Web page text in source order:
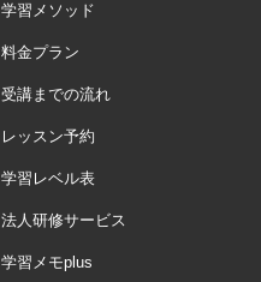
学習メソッド
料金プラン
受講までの流れ
レッスン予約
学習レベル表
法人研修サービス
学習メモplus